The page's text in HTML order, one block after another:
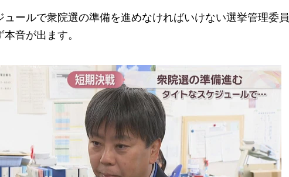
ールで衆院選の準備を進めなければいけない選挙管理委員
音が出ます。